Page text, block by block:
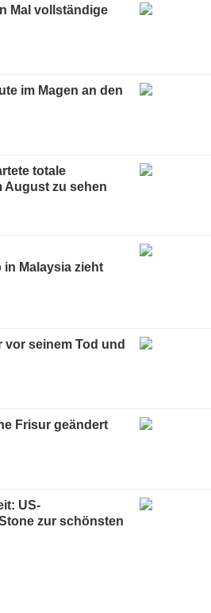
Mal vollständige
im Magen an den
totale
August zu sehen
Malaysia zieht
vor seinem Tod und
Frisur geändert
US-
zur schönsten